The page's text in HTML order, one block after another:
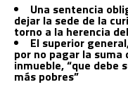
Una sentencia
dejar la sede de la
torno a la herencia
El superior
por no pagar la
inmueble, “que debe
más pobres”